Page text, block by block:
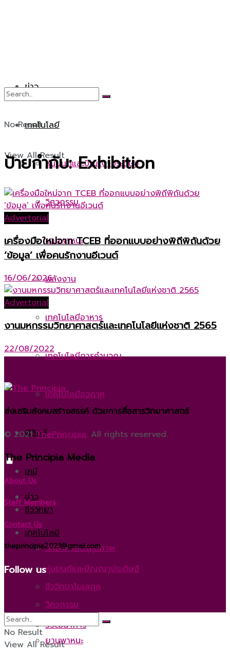
ข่าว
เทคโนโลยี
หุ่นยนต์และปัญญาประดิษฐ์
วิศวกรรม
ยานพาหนะ
พลังงาน
เทคโนโลยีอาหาร
เทคโนโลยีการคำนวณ
เทคโนโลยีอวกาศ
ฟิสิกส์
เคมี
ชีววิทยา
วิทยาศาสตร์สุขภาพ
ชีววิทยาโมเลกุล
วิวัฒนาการ
ข่าว
เทคโนโลยี
หุ่นยนต์และปัญญาประดิษฐ์
วิศวกรรม
ยานพาหนะ
No Result
View All Result
ป้ายกำกับ:Exhibition
Advertorial
เครื่องมือใหม่จาก TCEB ที่ออกแบบอย่างพิถีพิถันด้วย
‘ข้อมูล’ เพื่อคนรักงานอีเวนต์
16/06/2026
Advertorial
งานมหกรรมวิทยาศาสตร์และเทคโนโลยีแห่งชาติ 2565
22/08/2022
ส่งเสริมสังคมสร้างสรรค์ ด้วยการสื่อสารวิทยาศาสตร์
© 2021ThePrincipia. All rights reserved.
The Principia Media
About Us
Staff Members
Contact Us
theprincipia2021@gmail.com
Follow us
No Result
View All Result